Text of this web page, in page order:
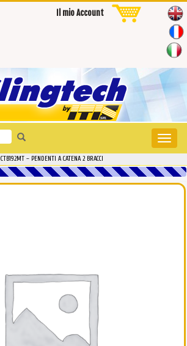
Il mio Account
Toggle
CTB192MT – PENDENTI A CATENA 2 BRACCI